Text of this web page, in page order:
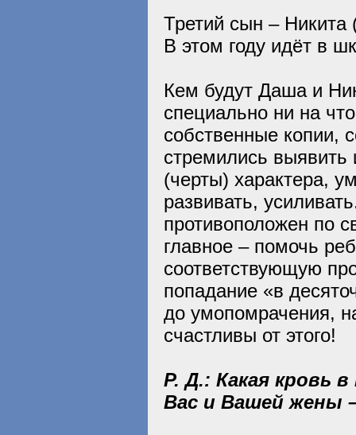
Третий сын – Никита
В этом году идёт в
Кем будут Даша и
специально ни на
собственные копии,
стремились
(черты) характера,
развивать,
противоположен по
главное – помочь
соответствующую
попадание «в
до умопомрачения,
счастливы от этого!
Р. Д.: Какая кровь
Вас и Вашей жены